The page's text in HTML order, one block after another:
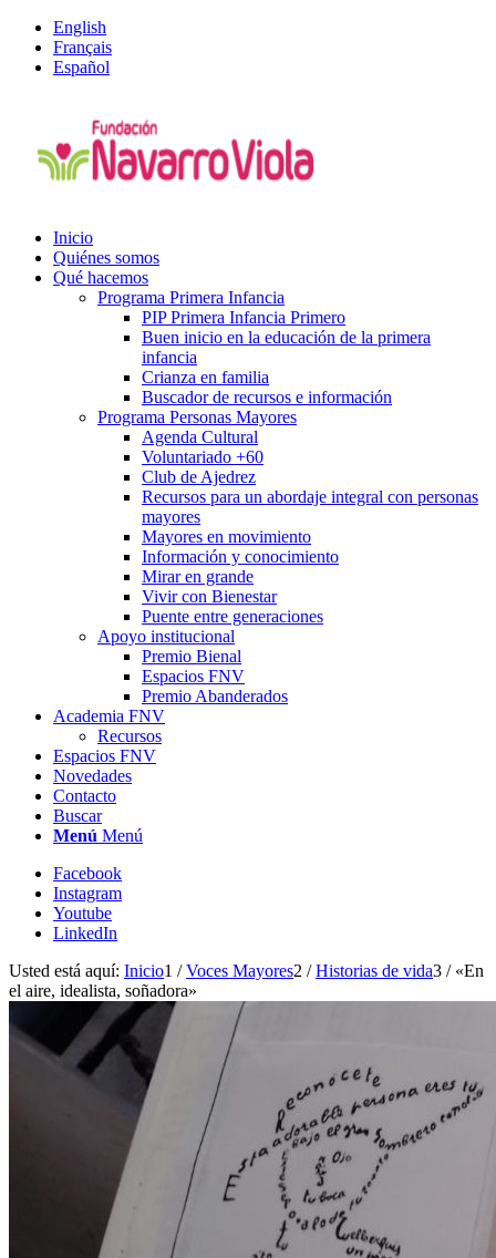
English
Français
Español
Inicio
Quiénes somos
Qué hacemos
Programa Primera Infancia
PIP Primera Infancia Primero
Buen inicio en la educación de la primera
infancia
Crianza en familia
Buscador de recursos e información
Programa Personas Mayores
Agenda Cultural
Voluntariado +60
Club de Ajedrez
Recursos para un abordaje integral con personas
mayores
Mayores en movimiento
Información y conocimiento
Mirar en grande
Vivir con Bienestar
Puente entre generaciones
Apoyo institucional
Premio Bienal
Espacios FNV
Premio Abanderados
Academia FNV
Recursos
Espacios FNV
Novedades
Contacto
Buscar
Menú Menú
Facebook
Instagram
Youtube
LinkedIn
Usted está aquí: Inicio1 / Voces Mayores2 / Historias de vida3 / «En
el aire, idealista, soñadora»